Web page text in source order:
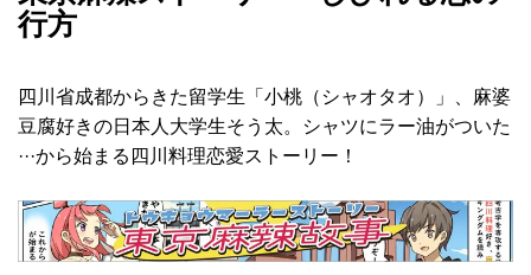
行方
四川省成都からきた留学生「小桃（シャオタオ）」、麻婆
豆腐好きの日本人大学生そう太。シャツにラー油がついた
···から始まる四川料理恋愛ストーリー！